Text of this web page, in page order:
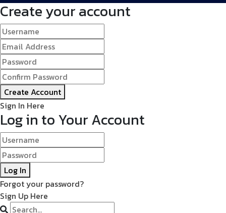
Create your account
Create Account
Sign In Here
Log in to Your Account
Log In
Forgot your password?
Sign Up Here